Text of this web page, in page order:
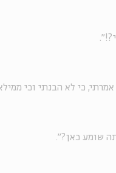
כי לא הבנתי וכי
שומע כאן?".